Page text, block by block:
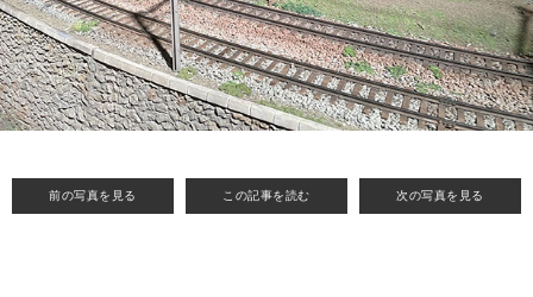
前の写真を見る この記事を読む 次の写真を見る